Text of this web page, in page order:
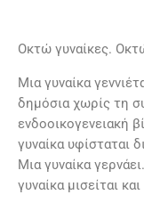
Οκτώ γυναίκες.
Μια γυναίκα
δημόσια χωρίς τη
ενδοοικογενειακή
γυναίκα υφίσταται
Μια γυναίκα
γυναίκα μισείται